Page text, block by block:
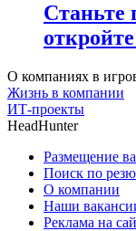
Станьте
О компаниях в
Жизнь в компании
ИТ-проекты
HeadHunter
Размещение
Поиск по
О компании
Наши
Реклама на